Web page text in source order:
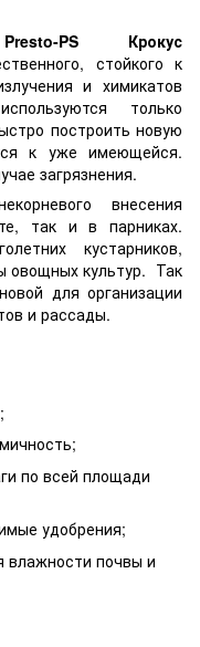
PS Крокус
стойкого к
и химикатов
только
построить новую
к уже имеющейся.
загрязнения.
внесения
так и в парниках.
кустарников,
овощных культур. Так
для организации
и рассады.
по всей площади
удобрения;
влажности почвы и